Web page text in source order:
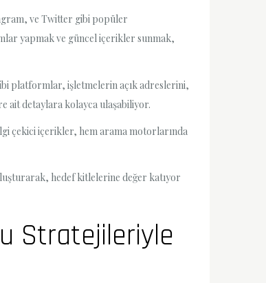
ve Twitter gibi popüler
yapmak ve güncel içerikler sunmak,
platformlar, işletmelerin açık adreslerini,
ait detaylara kolayca ulaşabiliyor.
çekici içerikler, hem arama motorlarında
hedef kitlelerine değer katıyor
Stratejileriyle